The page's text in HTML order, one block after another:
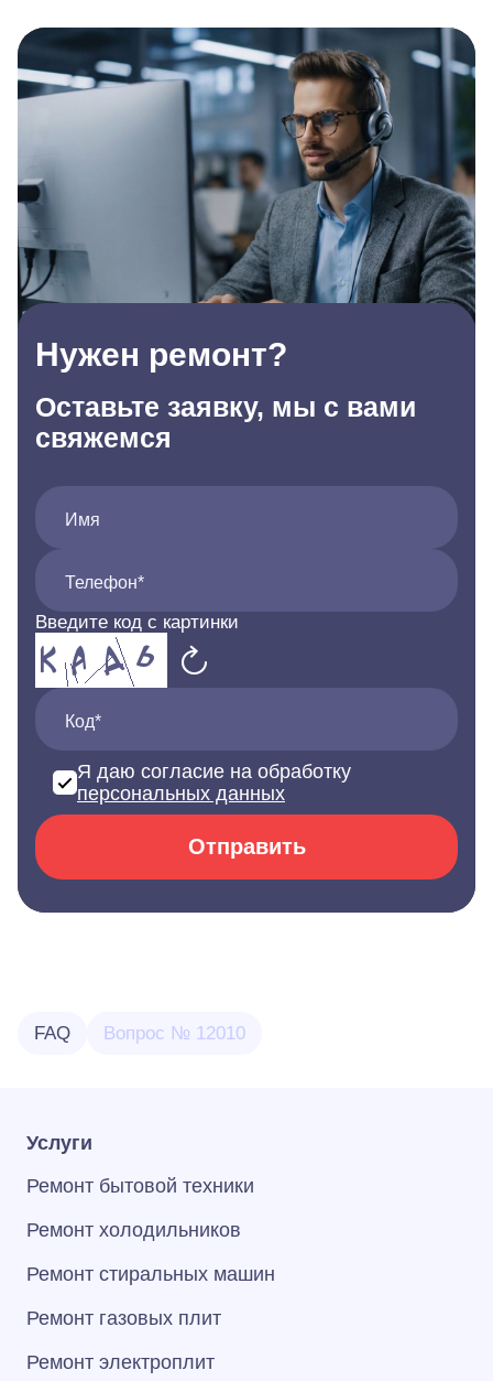
Нужен ремонт?
Оставьте заявку, мы с вами
свяжемся
Имя
Телефон*
Введите код с картинки
Код*
Я даю согласие на обработку
персональных данных
Отправить
FAQ Вопрос № 12010
Услуги
Ремонт бытовой техники
Ремонт холодильников
Ремонт стиральных машин
Ремонт газовых плит
Ремонт электроплит